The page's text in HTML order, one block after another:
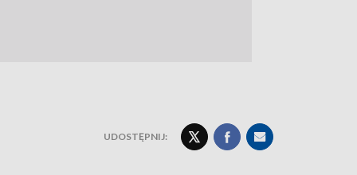
UDOSTĘPNIJ: